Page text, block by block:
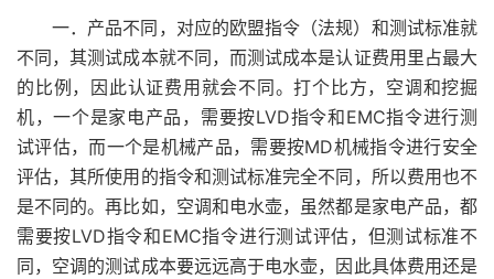
一．产品不同，对应的欧盟指令（法规）和测试标准就
不同，其测试成本就不同，而测试成本是认证费用里占最大
的比例，因此认证费用就会不同。打个比方，空调和挖掘
机，一个是家电产品，需要按LVD指令和EMC指令进行测
试评估，而一个是机械产品，需要按MD机械指令进行安全
评估，其所使用的指令和测试标准完全不同，所以费用也不
是不同的。再比如，空调和电水壶，虽然都是家电产品，都
需要按LVD指令和EMC指令进行测试评估，但测试标准不
同，空调的测试成本要远远高于电水壶，因此具体费用还是